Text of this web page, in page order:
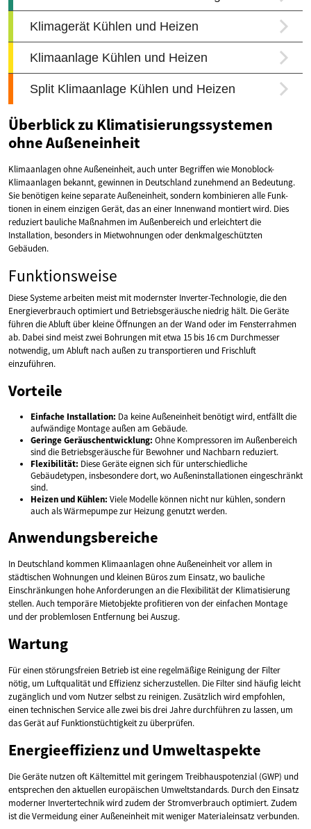
Überblick zu Klimatisierungssystemen
ohne Außeneinheit
Klimaanlagen ohne Außeneinheit, auch unter Begriffen wie Monoblock-
Klimaanlagen bekannt, gewinnen in Deutschland zunehmend an Bedeutung.
Sie benötigen keine separate Außeneinheit, sondern kombinieren alle Funk­
tionen in einem einzigen Gerät, das an einer Innenwand montiert wird. Dies
reduziert bauliche Maßnahmen im Außenbereich und erleichtert die
Installation, besonders in Mietwohnungen oder denkmalgeschützten
Gebäuden.
Funktionsweise
Diese Systeme arbeiten meist mit modernster Inverter-Technologie, die den
Energieverbrauch optimiert und Betriebsgeräusche niedrig hält. Die Geräte
führen die Abluft über kleine Öffnungen an der Wand oder im Fensterrahmen
ab. Dabei sind meist zwei Bohrungen mit etwa 15 bis 16 cm Durchmesser
notwendig, um Abluft nach außen zu transportieren und Frischluft
einzuführen.
Vorteile
Einfache Installation: Da keine Außeneinheit benötigt wird, entfällt die
aufwändige Montage außen am Gebäude.
Geringe Geräuschentwicklung: Ohne Kompressoren im Außenbereich
sind die Betriebsgeräusche für Bewohner und Nachbarn reduziert.
Flexibilität: Diese Geräte eignen sich für unterschiedliche
Gebäudetypen, insbesondere dort, wo Außeninstallationen eingeschränkt
sind.
Heizen und Kühlen: Viele Modelle können nicht nur kühlen, sondern
auch als Wärmepumpe zur Heizung genutzt werden.
Anwendungsbereiche
In Deutschland kommen Klimaanlagen ohne Außeneinheit vor allem in
städtischen Wohnungen und kleinen Büros zum Einsatz, wo bauliche
Einschränkungen hohe Anforderungen an die Flexibilität der Klimatisierung
stellen. Auch temporäre Mietobjekte profitieren von der einfachen Montage
und der problemlosen Entfernung bei Auszug.
Wartung
Für einen störungsfreien Betrieb ist eine regelmäßige Reinigung der Filter
nötig, um Luftqualität und Effizienz sicherzustellen. Die Filter sind häufig leicht
zugänglich und vom Nutzer selbst zu reinigen. Zusätzlich wird empfohlen,
einen technischen Service alle zwei bis drei Jahre durchführen zu lassen, um
das Gerät auf Funktionstüchtigkeit zu überprüfen.
Energieeffizienz und Umweltaspekte
Die Geräte nutzen oft Kältemittel mit geringem Treibhauspotenzial (GWP) und
entsprechen den aktuellen europäischen Umweltstandards. Durch den Einsatz
moderner Invertertechnik wird zudem der Stromverbrauch optimiert. Zudem
ist die Vermeidung einer Außeneinheit mit weniger Materialeinsatz verbunden.